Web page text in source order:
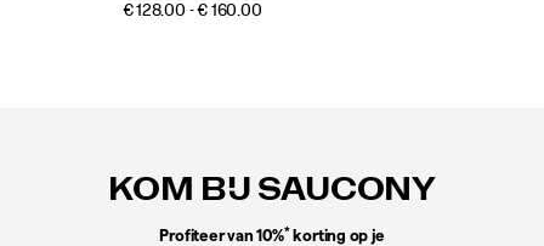
€ 128.00 - € 160.00
KOM BIJ SAUCONY
Profiteer van 10%* korting op je